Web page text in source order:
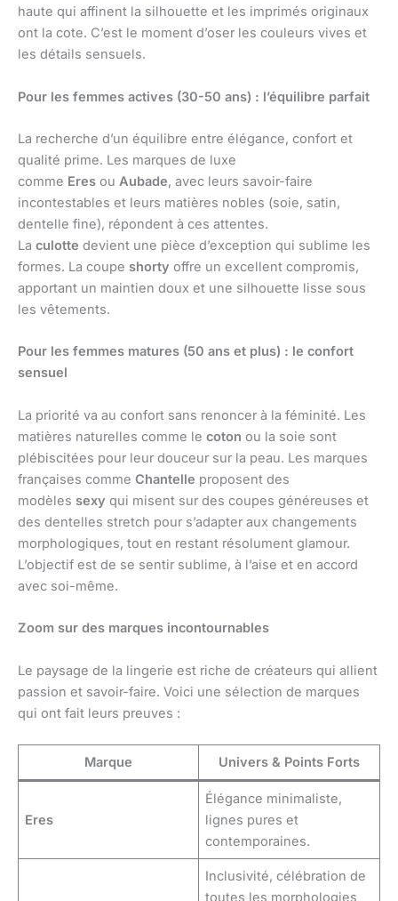
haute qui affinent la silhouette et les imprimés originaux
ont la cote. C’est le moment d’oser les couleurs vives et
les détails sensuels.
Pour les femmes actives (30-50 ans) : l’équilibre parfait
La recherche d’un équilibre entre élégance, confort et
qualité prime. Les marques de luxe
comme Eres ou Aubade, avec leurs savoir-faire
incontestables et leurs matières nobles (soie, satin,
dentelle fine), répondent à ces attentes.
La culotte devient une pièce d’exception qui sublime les
formes. La coupe shorty offre un excellent compromis,
apportant un maintien doux et une silhouette lisse sous
les vêtements.
Pour les femmes matures (50 ans et plus) : le confort
sensuel
La priorité va au confort sans renoncer à la féminité. Les
matières naturelles comme le coton ou la soie sont
plébiscitées pour leur douceur sur la peau. Les marques
françaises comme Chantelle proposent des
modèles sexy qui misent sur des coupes généreuses et
des dentelles stretch pour s’adapter aux changements
morphologiques, tout en restant résolument glamour.
L’objectif est de se sentir sublime, à l’aise et en accord
avec soi-même.
Zoom sur des marques incontournables
Le paysage de la lingerie est riche de créateurs qui allient
passion et savoir-faire. Voici une sélection de marques
qui ont fait leurs preuves :
Marque Univers & Points Forts
Eres
Élégance minimaliste,
lignes pures et
contemporaines.
Inclusivité, célébration de
toutes les morphologies